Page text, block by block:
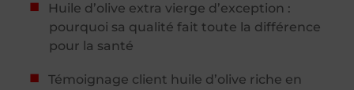
Huile d’olive extra vierge d’exception :
pourquoi sa qualité fait toute la différence
pour la santé
Témoignage client huile d’olive riche en